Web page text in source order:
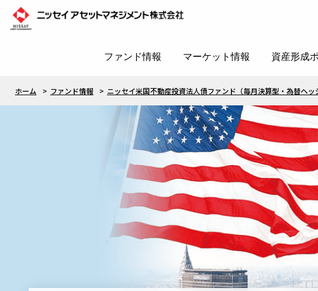
ファンド情報 マーケット情報 資産形成
ホーム ファンド情報 ニッセイ米国不動産投資法人債ファンド（毎月決算型・為替ヘ